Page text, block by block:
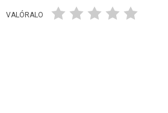
VALÓRALO